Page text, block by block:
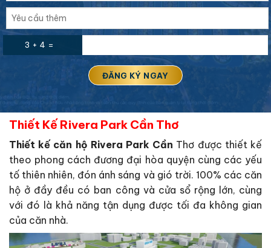
3 + 4 =
Thiết Kế Rivera Park Cần Thơ
Thiết kế căn hộ Rivera Park Cần Thơ được thiết kế
theo phong cách đương đại hòa quyện cùng các yếu
tố thiên nhiên, đón ánh sáng và gió trời. 100% các căn
hộ ở đầy đều có ban công và cửa sổ rộng lớn, cùng
với đó là khả năng tận dụng được tối đa không gian
của căn nhà.